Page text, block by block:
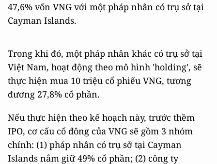
47,6% vốn VNG với một pháp nhân có trụ sở tại
Cayman Islands.
Trong khi đó, một pháp nhân khác có trụ sở tại
Việt Nam, hoạt động theo mô hình 'holding', sẽ
thực hiện mua 10 triệu cổ phiếu VNG, tương
đương 27,8% cổ phần.
Nếu thực hiện theo kế hoạch này, trước thềm
IPO, cơ cấu cổ đông của VNG sẽ gồm 3 nhóm
chính: (1) pháp nhân có trụ sở tại Cayman
Islands nắm giữ 49% cổ phần; (2) công ty